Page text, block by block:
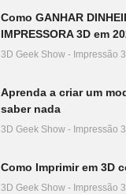
Como GANHAR
IMPRESSORA 3D em
3D Geek Show - Impressão
Aprenda a criar um
saber nada
3D Geek Show - Impressão
Como Imprimir em 3D
3D Geek Show - Impressão